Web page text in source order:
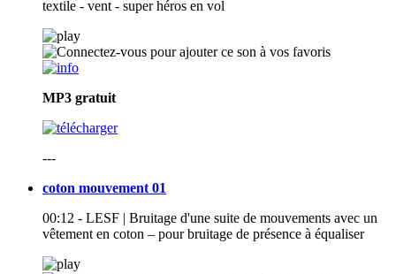
textile - vent - super héros en vol
MP3 gratuit
---
coton mouvement 01
00:12 - LESF | Bruitage d'une suite de mouvements avec un
vêtement en coton – pour bruitage de présence à équaliser